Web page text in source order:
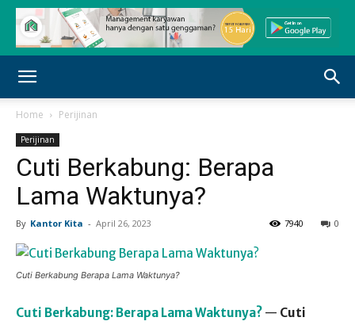
Home Perijinan
Perijinan
Cuti Berkabung: Berapa
Lama Waktunya?
By Kantor Kita - April 26, 2023 0
7940
Cuti Berkabung Berapa Lama Waktunya?
Cuti Berkabung: Berapa Lama Waktunya? — Cuti